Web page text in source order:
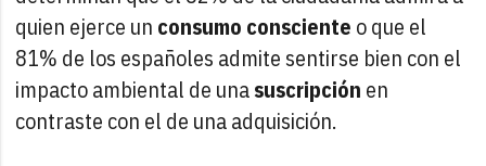
quien ejerce un consumo consciente o que el
81% de los españoles admite sentirse bien con el
impacto ambiental de unasuscripción en
contraste con el de una adquisición.